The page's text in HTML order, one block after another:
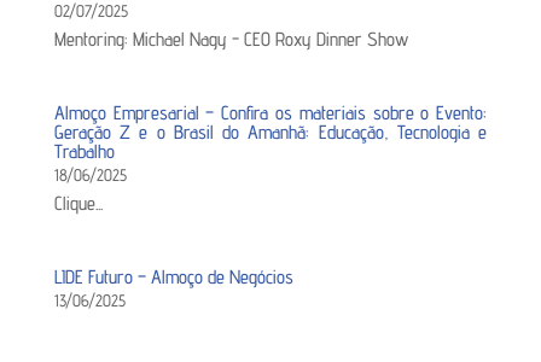
02/07/2025
Mentoring: Michael Nagy - CEO Roxy Dinner Show
Almoço Empresarial – Confira os materiais sobre o Evento:
Geração Z e o Brasil do Amanhã: Educação, Tecnologia e
Trabalho
18/06/2025
Clique...
LIDE Futuro – Almoço de Negócios
13/06/2025